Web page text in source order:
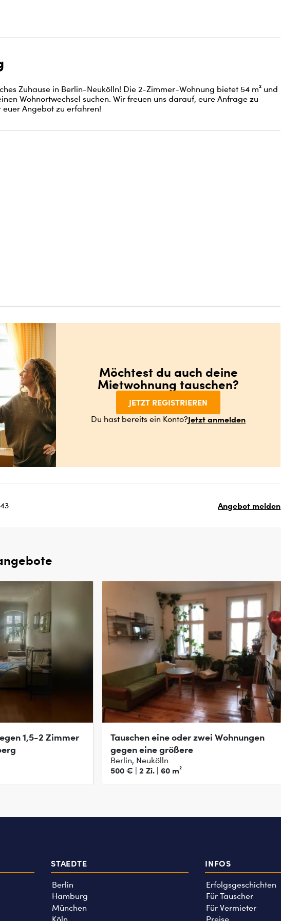
Zuhause in Berlin-Neukölln! Die 2-Zimmer-Wohnung bietet 54 m² und
Wohnortwechsel suchen. Wir freuen uns darauf, eure Anfrage zu
Angebot zu erfahren!
Möchtest du auch deine
Mietwohnung tauschen?
JETZT REGISTRIEREN
Du hast bereits ein Konto?Jetzt anmelden
Angebot melden
1,5-2 Zimmer
Tauschen eine oder zwei Wohnungen
gegen eine größere
Berlin, Neukölln
500 € | 2 Zi. | 60 m²
STAEDTE
Berlin
Hamburg
München
INFOS
Erfolgsgeschichten
Für Tauscher
Für Vermieter